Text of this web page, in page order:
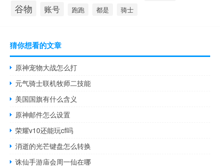
谷物 账号 跑跑 都是 骑士
猜你想看的文章
原神宠物大战怎么打
元气骑士联机牧师二技能
美国国旗有什么含义
原神邮件怎么设置
荣耀v10还能玩cf吗
消逝的光芒键盘怎么转换
诛仙手游庙会周一仙在哪